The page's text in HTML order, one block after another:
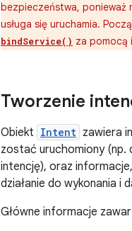
bezpieczeństwa, ponieważ
usługa się uruchamia.
bindService() za pomocą
Tworzenie
Obiekt Intent zawiera
zostać uruchomiony (np.
intencję), oraz
działanie do wykonania i
Główne informacje